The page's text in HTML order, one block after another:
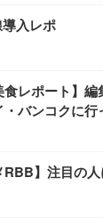
入レポ
食レポート】
・バンコクに
RBB】注目の